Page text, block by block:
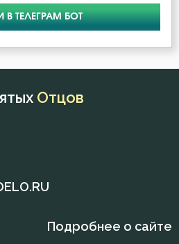
В ТЕЛЕГРАМ БОТ
Отцов
Подробнее о сайте